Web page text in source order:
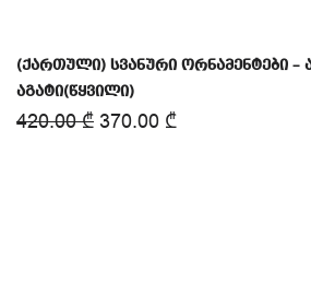
(ქართული) სვანური ორნამენტები –
აგატი(წყვილი)
420.00₾ 370.00 ₾